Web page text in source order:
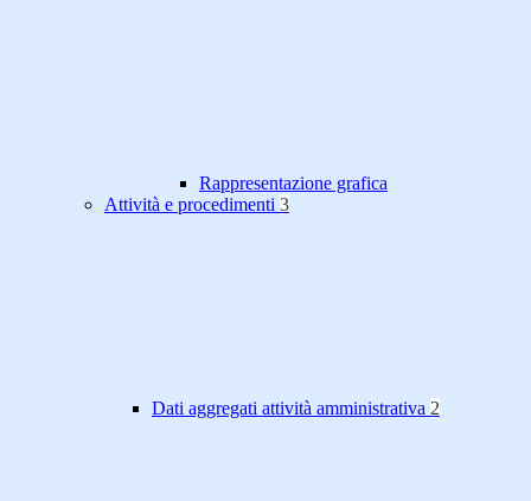
Rappresentazione grafica
Attività e procedimenti 3
Dati aggregati attività amministrativa 2